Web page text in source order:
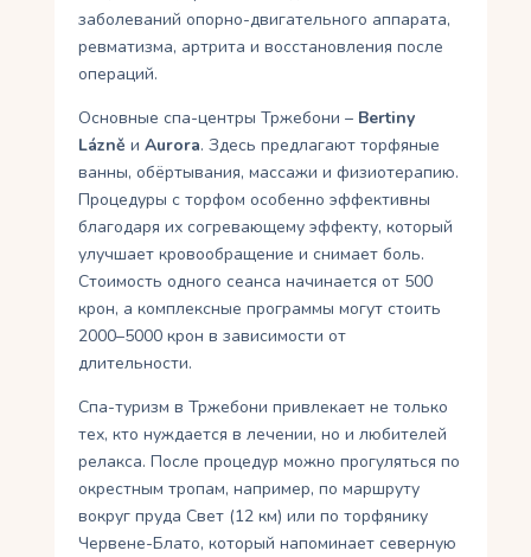
заболеваний опорно-двигательного аппарата,
ревматизма, артрита и восстановления после
операций.
Основные спа-центры Тржебони – Bertiny
Lázně иAurora. Здесь предлагают торфяные
ванны, обёртывания, массажи и физиотерапию.
Процедуры с торфом особенно эффективны
благодаря их согревающему эффекту, который
улучшает кровообращение и снимает боль.
Стоимость одного сеанса начинается от 500
крон, а комплексные программы могут стоить
2000–5000 крон в зависимости от
длительности.
Спа-туризм в Тржебони привлекает не только
тех, кто нуждается в лечении, но и любителей
релакса. После процедур можно прогуляться по
окрестным тропам, например, по маршруту
вокруг пруда Свет (12 км) или по торфянику
Червене-Блато, который напоминает северную